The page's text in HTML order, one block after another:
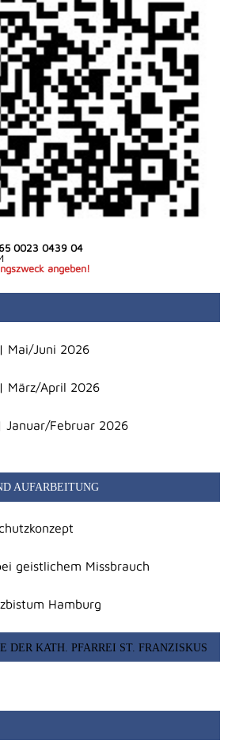
0023 0439 04
angeben!
Mai/Juni 2026
März/April 2026
Januar/Februar 2026
AUFARBEITUNG
geistlichem Missbrauch
Hamburg
DER KATH. PFARREI ST. FRANZISKUS